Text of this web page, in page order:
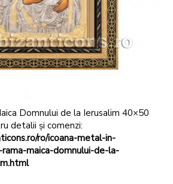
Domnului de la Ierusalim 40×50
detalii și comenzi:
ro/icoana-metal-in-
maica-domnului-de-la-